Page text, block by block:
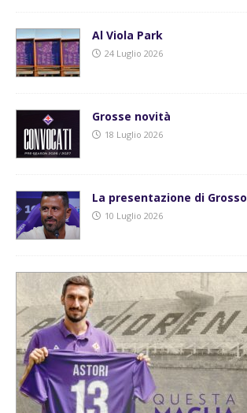
Al Viola Park
24 Luglio 2026
Grosse novità
18 Luglio 2026
La presentazione di Grosso
10 Luglio 2026